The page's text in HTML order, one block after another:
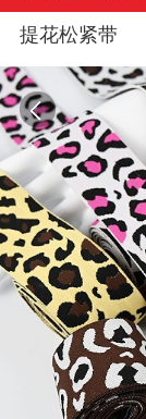
提花松紧带